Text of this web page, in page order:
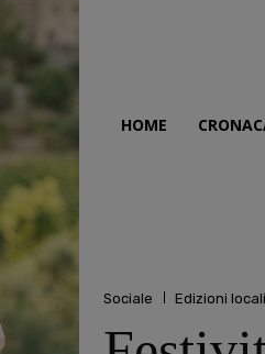
HOME
Sociale Edizioni locali